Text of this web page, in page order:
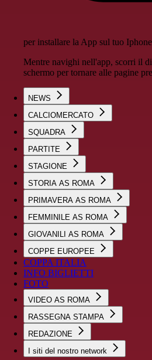
per installare la App sul tuo
Mentre navighi nell'app, scorri il
schermo per tornare alle pagine
NEWS
CALCIOMERCATO
SQUADRA
PARTITE
STAGIONE
STORIA AS ROMA
PRIMAVERA AS ROMA
FEMMINILE AS ROMA
GIOVANILI AS ROMA
COPPE EUROPEE
COPPA ITALIA
INFO BIGLIETTI
FOTO
VIDEO AS ROMA
RASSEGNA STAMPA
REDAZIONE
I siti del nostro network